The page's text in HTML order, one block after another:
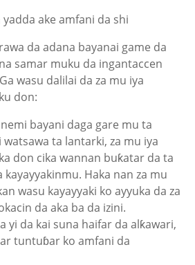
ake amfani da shi
da adana bayanai game da
samar muku da ingantaccen
wasu dalilai da za mu iya
don:
bayani daga gare mu ta
ta lantarki, za mu iya
don cika wannan buƙatar da ta
Haka nan za mu
wasu kayayyaki ko ayyuka da za
da aka ba da izini.
yi da kai suna haifar da alƙawari,
tuntuɓar ko amfani da